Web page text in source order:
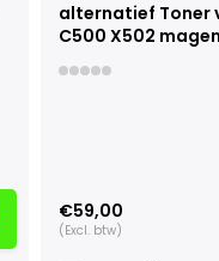
alternatief Toner
C500 X502
€59,00
(Excl. btw)